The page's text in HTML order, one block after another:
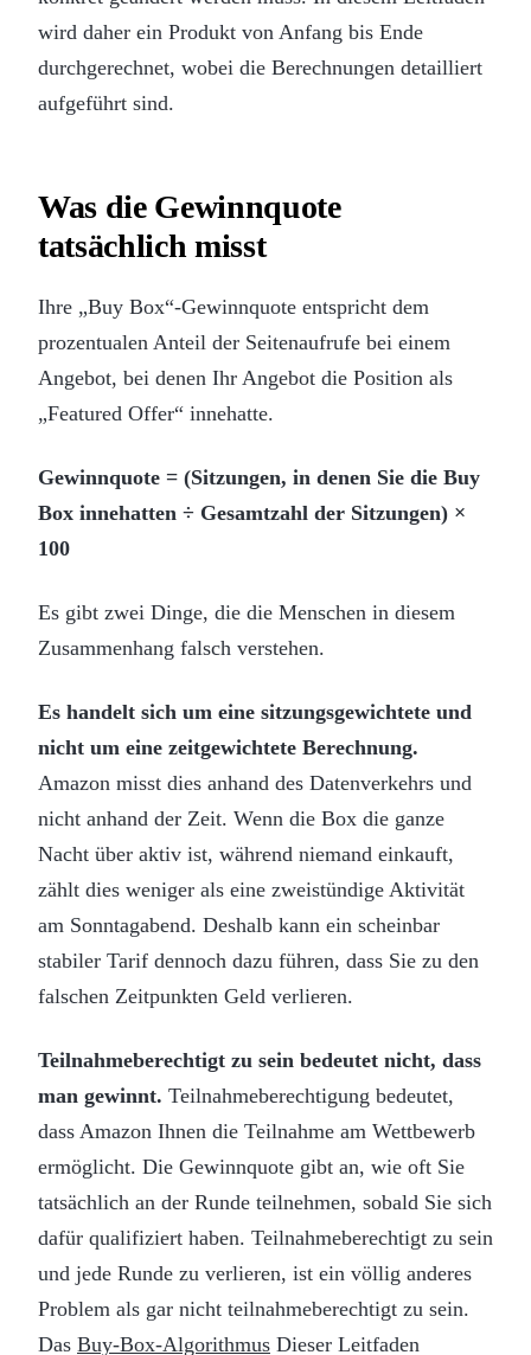
wird daher ein Produkt von Anfang bis Ende
durchgerechnet, wobei die Berechnungen detailliert
aufgeführt sind.
Was die Gewinnquote
tatsächlich misst
Ihre „Buy Box“-Gewinnquote entspricht dem
prozentualen Anteil der Seitenaufrufe bei einem
Angebot, bei denen Ihr Angebot die Position als
„Featured Offer“ innehatte.
Gewinnquote = (Sitzungen, in denen Sie die Buy
Box innehatten ÷ Gesamtzahl der Sitzungen) ×
100
Es gibt zwei Dinge, die die Menschen in diesem
Zusammenhang falsch verstehen.
Es handelt sich um eine sitzungsgewichtete und
nicht um eine zeitgewichtete Berechnung.
Amazon misst dies anhand des Datenverkehrs und
nicht anhand der Zeit. Wenn die Box die ganze
Nacht über aktiv ist, während niemand einkauft,
zählt dies weniger als eine zweistündige Aktivität
am Sonntagabend. Deshalb kann ein scheinbar
stabiler Tarif dennoch dazu führen, dass Sie zu den
falschen Zeitpunkten Geld verlieren.
Teilnahmeberechtigt zu sein bedeutet nicht, dass
man gewinnt. Teilnahmeberechtigung bedeutet,
dass Amazon Ihnen die Teilnahme am Wettbewerb
ermöglicht. Die Gewinnquote gibt an, wie oft Sie
tatsächlich an der Runde teilnehmen, sobald Sie sich
dafür qualifiziert haben. Teilnahmeberechtigt zu sein
und jede Runde zu verlieren, ist ein völlig anderes
Problem als gar nicht teilnahmeberechtigt zu sein.
Das Buy-Box-Algorithmus Dieser Leitfaden